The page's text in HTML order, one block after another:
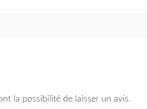
la possibilité de laisser un avis.